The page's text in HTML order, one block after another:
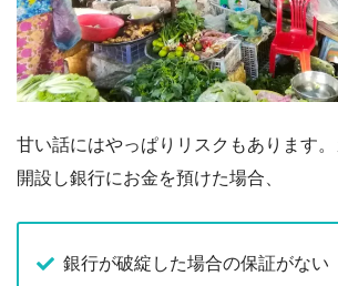
甘い話にはやっぱりリスクもあります
開設し銀行にお金を預けた場合、
銀行が破綻した場合の保証がない